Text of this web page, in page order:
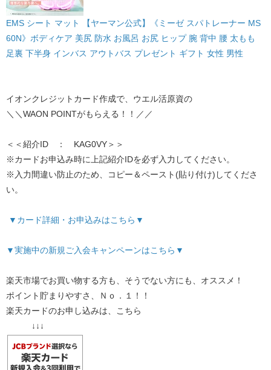
EMS シート マット 【ヤーマン公式】《ミーゼ スパトレーナー MS
60N》ボディケア 美尻 防水 お風呂 お尻 ヒップ 腕 背中 腰 太もも
足裏 下半身 インバス アウトバス プレゼント ギフト 女性 男性
イオンクレジットカード作成で、ウエル活原資の
＼＼WAON POINTがもらえる！！／／
＜＜紹介ID ： KAG0VY＞＞
※カードお申込み時に上記紹介IDを必ず入力してください。
※入力間違い防止のため、コピー＆ペースト(貼り付け)してくださ
い。
▼カード詳細・お申込みはこちら▼
▼実施中の新規ご入会キャンペーンはこちら▼
楽天市場でお買い物する方も、そうでない方にも、オススメ！
ポイント貯まりやすさ、Ｎｏ．１！！
楽天カードのお申し込みは、こちら
↓↓↓